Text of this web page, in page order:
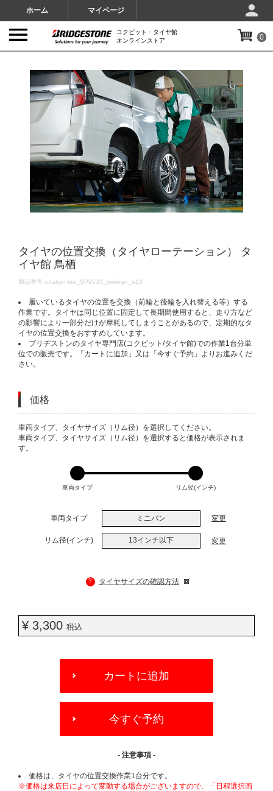
ホーム マイページ
コクピット・タイヤ館
オンラインストア
0
タイヤの位置交換（タイヤローテーション） タ
イヤ館 鳥栖
DETAILS
商品番号 rotation-tire_SP9533_minivan_u13
履いているタイヤの位置を交換（前輪と後輪を入れ替える等）する
作業です。タイヤは同じ位置に固定して長期間使用すると、走り方など
の影響により一部分だけが摩耗してしまうことがあるので、定期的なタ
イヤの位置交換をおすすめしています。
ブリヂストンのタイヤ専門店(コクピット/タイヤ館)での作業1台分単
位での販売です。「カートに追加」又は「今すぐ予約」よりお進みくだ
さい。
価格
VARIATIONS
車両タイプ、タイヤサイズ（リム径）を選択してください。
車両タイプ、タイヤサイズ（リム径）を選択すると価格が表示されま
す。
車両タイプ リム径(インチ)
車両タイプ ミニバン 変更
リム径(インチ) 13インチ以下 変更
? タイヤサイズの確認方法
¥ 3,300 税込
OPTIONS
カートに追加
今すぐ予約
- 注意事項 -
価格は、タイヤの位置交換作業1台分です。
※価格は来店日によって変動する場合がございますので、「日程選択画